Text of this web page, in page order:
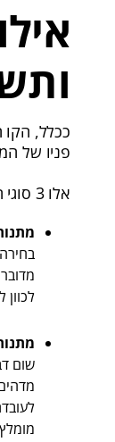
ככלל,
פניו של
אלו 3 סוגי המתנות שיעשו בדיוק את זה:
שום